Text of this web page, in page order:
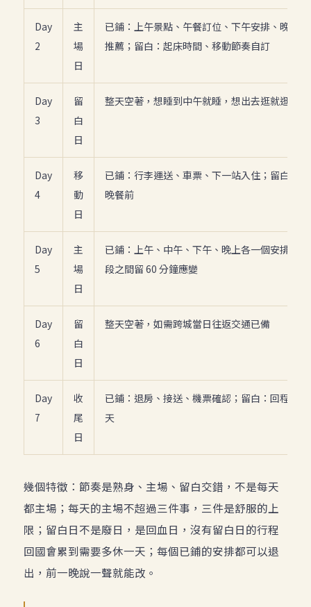
Day
2
主
場
日
已鋪：上午景點、午餐訂位、下午安排、晚上
推薦；留白：起床時間、移動節奏自訂
Day
3
留
白
日
整天空著，想睡到中午就睡，想出去逛就逛
Day
4
移
動
日
已鋪：行李運送、車票、下一站入住；留白：
晚餐前
Day
5
主
場
日
已鋪：上午、中午、下午、晚上各一個安排；
段之間留 60 分鐘應變
Day
6
留
白
日
整天空著，如需跨城當日往返交通已備
Day
7
收
尾
日
已鋪：退房、接送、機票確認；留白：回程前
天
幾個特徵：節奏是熟身、主場、留白交錯，不是每天
都主場；每天的主場不超過三件事，三件是舒服的上
限；留白日不是廢日，是回血日，沒有留白日的行程
回國會累到需要多休一天；每個已鋪的安排都可以退
出，前一晚說一聲就能改。